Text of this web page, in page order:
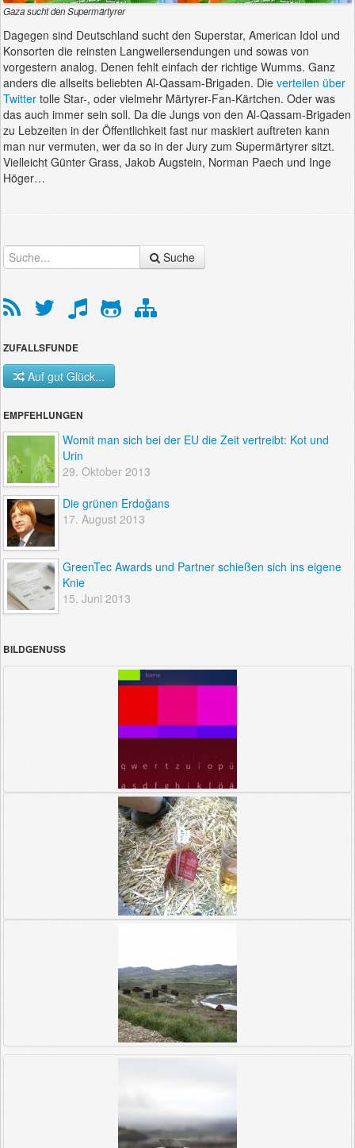
Gaza sucht den Supermärtyrer
Dagegen sind Deutschland sucht den Superstar, American Idol und
Konsorten die reinsten Langweilersendungen und sowas von
vorgestern analog. Denen fehlt einfach der richtige Wumms. Ganz
anders die allseits beliebten Al-Qassam-Brigaden. Die verteilen über
Twitter tolle Star-, oder vielmehr Märtyrer-Fan-Kärtchen. Oder was
das auch immer sein soll. Da die Jungs von den Al-Qassam-Brigaden
zu Lebzeiten in der Öffentlichkeit fast nur maskiert auftreten kann
man nur vermuten, wer da so in der Jury zum Supermärtyrer sitzt.
Vielleicht Günter Grass, Jakob Augstein, Norman Paech und Inge
Höger…
Suche
ZUFALLSFUNDE
Auf gut Glück...
EMPFEHLUNGEN
Womit man sich bei der EU die Zeit vertreibt: Kot und
Urin
29. Oktober 2013
Die grünen Erdoğans
17. August 2013
GreenTec Awards und Partner schießen sich ins eigene
Knie
15. Juni 2013
BILDGENUSS